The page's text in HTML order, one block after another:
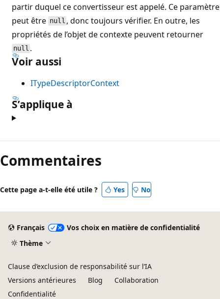
partir duquel ce convertisseur est appelé. Ce paramètre
peut être null , donc toujours vérifier. En outre, les
propriétés de l’objet de contexte peuvent retourner
null .
Voir aussi
ITypeDescriptorContext
S’applique à
Mode
lecture
désactivé
Commentaires
Cette page a-t-elle été utile ? Yes No
Français
Vos choix en matière de confidentialité
Thème
Clause d’exclusion de responsabilité sur l’IA
Versions antérieures
Blog
Collaboration
Confidentialité